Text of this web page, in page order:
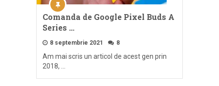
Comanda de Google Pixel Buds A
Series …
8 septembrie 2021 8
Am mai scris un articol de acest gen prin
2018, …